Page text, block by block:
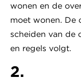
wonen en de
moet wonen. De
scheiden van de
en regels volgt.
2.